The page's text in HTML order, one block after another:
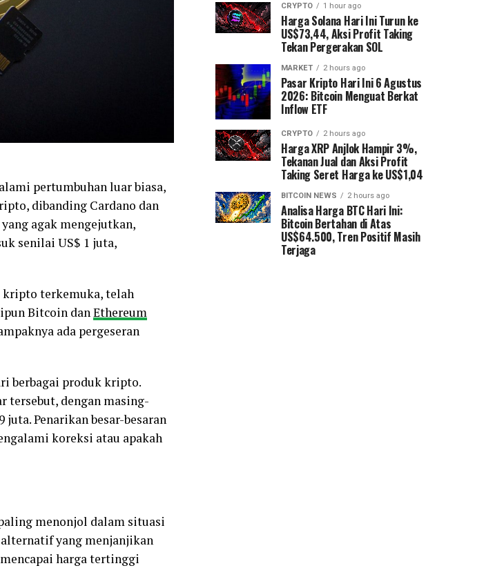
pertumbuhan luar biasa,
dibanding Cardano dan
agak mengejutkan,
senilai US$ 1 juta,
kripto terkemuka, telah
Bitcoin danEthereum
ada pergeseran
berbagai produk kripto.
tersebut, dengan masing-
juta. Penarikan besar-besaran
koreksi atau apakah
menonjol dalam situasi
yang menjanjikan
harga tertinggi
CRYPTO 1 hour ago
Harga Solana Hari Ini Turun ke
US$73,44, Aksi Profit Taking
Tekan Pergerakan SOL
MARKET 2 hours ago
Pasar Kripto Hari Ini 6 Agustus
2026: Bitcoin Menguat Berkat
Inflow ETF
CRYPTO 2 hours ago
Harga XRP Anjlok Hampir 3%,
Tekanan Jual dan Aksi Profit
Taking Seret Harga ke US$1,04
BITCOIN NEWS 2 hours ago
Analisa Harga BTC Hari Ini:
Bitcoin Bertahan di Atas
US$64.500, Tren Positif Masih
Terjaga